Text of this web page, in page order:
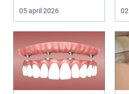
och professione...
05 april 2026